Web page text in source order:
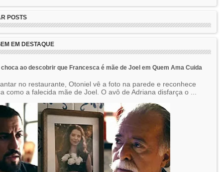
POSTS
EM DESTAQUE
ao descobrir que Francesca é mãe de Joel em Quem Ama Cuida
no restaurante, Otoniel vê a foto na parede e reconhece
como a falecida mãe de Joel. O avô de Adriana disfarça o ...